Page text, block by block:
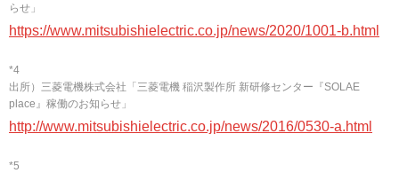
らせ」
https://www.mitsubishielectric.co.jp/news/2020/1001-b.html
*4
出所）三菱電機株式会社「三菱電機 稲沢製作所 新研修センター『SOLAE
place』稼働のお知らせ」
http://www.mitsubishielectric.co.jp/news/2016/0530-a.html
*5